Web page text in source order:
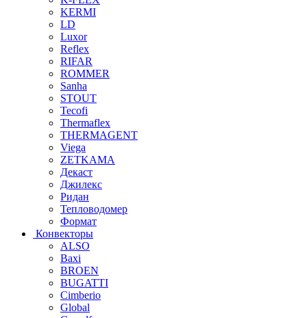
KERMI
LD
Luxor
Reflex
RIFAR
ROMMER
Sanha
STOUT
Tecofi
Thermaflex
THERMAGENT
Viega
ZETKAMA
Декаст
Джилекс
Ридан
Тепловодомер
Формат
Конвекторы
ALSO
Baxi
BROEN
BUGATTI
Cimberio
Global